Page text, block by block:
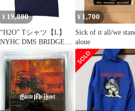
¥ 19,800
“H2O” Tシャツ【L】
NYHC DMS BRIDGE
NINE
¥ 1,700
Sick of it all/we
alone